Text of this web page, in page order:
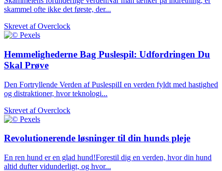
skammel ofte ikke det første, der...
Skrevet afOverclock
Hemmelighederne Bag Puslespil: Udfordringen Du
Skal Prøve
Den Fortryllende Verden af PuslespilI en verden fyldt med hastighed
og distraktioner, hvor teknologi...
Skrevet afOverclock
Revolutionerende løsninger til din hunds pleje
En ren hund er en glad hund!Forestil dig en verden, hvor din hund
altid dufter vidunderligt, og hvor...